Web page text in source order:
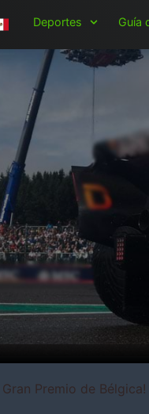
Deportes Guía
Premio de Bélgica!